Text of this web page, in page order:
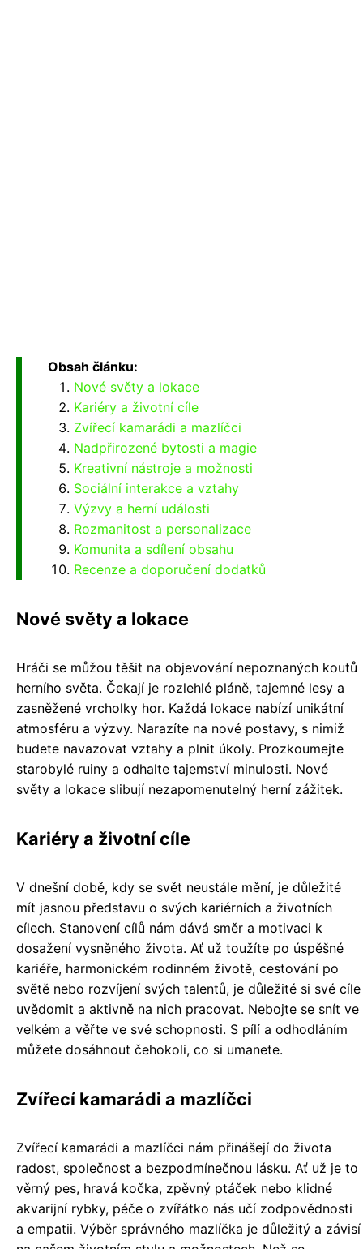
Obsah článku:
Nové světy a lokace
Kariéry a životní cíle
Zvířecí kamarádi a mazlíčci
Nadpřirozené bytosti a magie
Kreativní nástroje a možnosti
Sociální interakce a vztahy
Výzvy a herní události
Rozmanitost a personalizace
Komunita a sdílení obsahu
Recenze a doporučení dodatků
Nové světy a lokace
Hráči se můžou těšit na objevování nepoznaných koutů
herního světa. Čekají je rozlehlé pláně, tajemné lesy a
zasněžené vrcholky hor. Každá lokace nabízí unikátní
atmosféru a výzvy. Narazíte na nové postavy, s nimiž
budete navazovat vztahy a plnit úkoly. Prozkoumejte
starobylé ruiny a odhalte tajemství minulosti. Nové
světy a lokace slibují nezapomenutelný herní zážitek.
Kariéry a životní cíle
V dnešní době, kdy se svět neustále mění, je důležité
mít jasnou představu o svých kariérních a životních
cílech. Stanovení cílů nám dává směr a motivaci k
dosažení vysněného života. Ať už toužíte po úspěšné
kariéře, harmonickém rodinném životě, cestování po
světě nebo rozvíjení svých talentů, je důležité si své cíle
uvědomit a aktivně na nich pracovat. Nebojte se snít ve
velkém a věřte ve své schopnosti. S pílí a odhodláním
můžete dosáhnout čehokoli, co si umanete.
Zvířecí kamarádi a mazlíčci
Zvířecí kamarádi a mazlíčci nám přinášejí do života
radost, společnost a bezpodmínečnou lásku. Ať už je to
věrný pes, hravá kočka, zpěvný ptáček nebo klidné
akvarijní rybky, péče o zvířátko nás učí zodpovědnosti
a empatii. Výběr správného mazlíčka je důležitý a závisí